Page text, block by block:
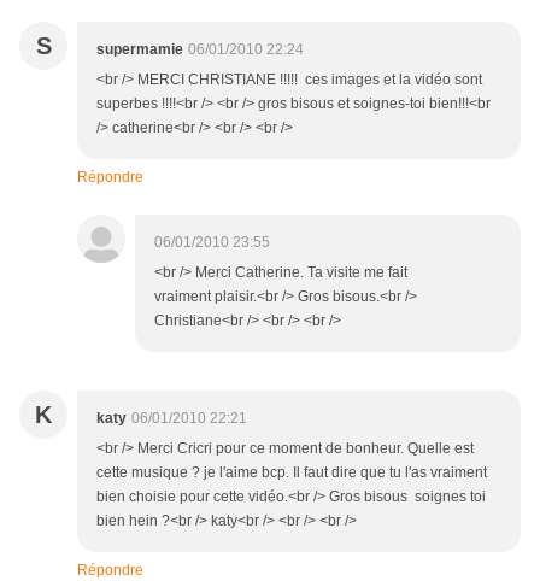
S supermamie 06/01/2010 22:24
<br /> MERCI CHRISTIANE !!!!! ces images et la vidéo sont
superbes !!!!<br /> <br /> gros bisous et soignes-toi bien!!!<br
/> catherine<br /> <br /> <br />
Répondre
06/01/2010 23:55
<br /> Merci Catherine. Ta visite me fait
vraiment plaisir.<br /> Gros bisous.<br />
Christiane<br /> <br /> <br />
K katy 06/01/2010 22:21
<br /> Merci Cricri pour ce moment de bonheur. Quelle est
cette musique ? je l'aime bcp. Il faut dire que tu l'as vraiment
bien choisie pour cette vidéo.<br /> Gros bisous soignes toi
bien hein ?<br /> katy<br /> <br /> <br />
Répondre